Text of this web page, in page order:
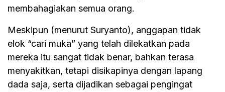
membahagiakan semua orang.
Meskipun (menurut Suryanto), anggapan tidak
elok “cari muka” yang telah dilekatkan pada
mereka itu sangat tidak benar, bahkan terasa
menyakitkan, tetapi disikapinya dengan lapang
dada saja, serta dijadikan sebagai pengingat